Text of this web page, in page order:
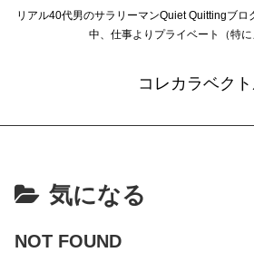
リアル40代男のサラリーマンQuiet Quittingブロ
中、仕事よりプライベート（特に
コレカラベク
気になる
NOT FOUND